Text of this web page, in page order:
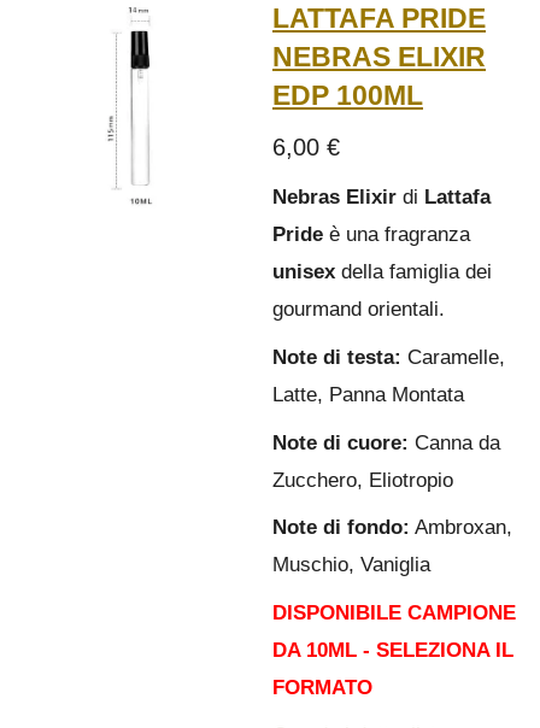
LATTAFA PRIDE
NEBRAS ELIXIR
EDP 100ML
6,00 €
Nebras Elixir di Lattafa
Pride è una fragranza
unisex della famiglia dei
gourmand orientali.
Note di testa: Caramelle,
Latte, Panna Montata
Note di cuore: Canna da
Zucchero, Eliotropio
Note di fondo: Ambroxan,
Muschio, Vaniglia
DISPONIBILE CAMPIONE
DA 10ML - SELEZIONA IL
FORMATO